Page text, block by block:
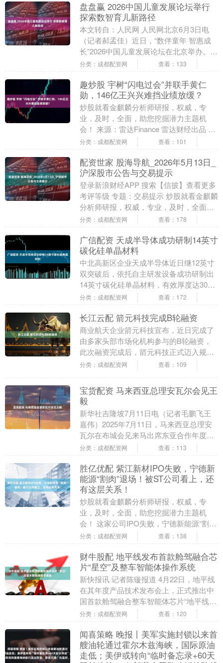
盘盘赢 2026中国儿童发展论坛举行
探索数智育儿新路径
本文转自：人民网 人民网北京6月3日电
（记者郝孟佳）近日，“数伴童年 智惠成
长”2026中国儿童发展论坛在北京举办。
全国妇联党组书记黄晓薇表示，儿童是强
分类：成都配资网 查看：133
趣炒股 宇树“闪电过会”并联手黄仁
勋，146亿王兴兴难挡业绩放缓？
炒股就看金麒麟分析师研报，权威，专
业，及时，全面，助您挖掘潜力主题机
会！ 来源：雷达Finance 雷达财经出品 文|
彭程 编|孟帅 从IPO申请获受理到上
分类：成都配资网 查看：101
配资世家 股海导航_2026年5月13日_
沪深股市公告与交易提示
登录新浪财经APP 搜索【信披】查看更多
考评等级 专题：交易提示 炒股就看金麒麟
分析师研报，权威，专业，及时，全面，
助您挖掘潜力主题机会！ 【停牌】
分类：成都配资网 查看：178
广信配资 天成半导体成功研制14英寸
碳化硅单晶材料
中北高新区企业天成半导体近日继12英寸
双突破后，依托自主研发设备成功研制出
14英寸碳化硅单晶材料，有效厚度达30毫
米。14英寸碳化硅单晶材料主要应用于碳
分类：成都配资网 查看：172
长江云配 箭元科技完成B轮融资
商业航天企业箭元科技宣布，近日完成了
由多家头部市场化机构参与的B轮融资，
此次融资完成后，箭元科技正式迈入规模
化发展阶段。该公司已投产的三发“元行者
分类：成都配资网 查看：109
宝货配资 马来西亚总理安瓦尔会见王
毅
新华社吉隆坡7月11日电（记者毛鹏飞王
嘉伟）2025年7月11日，马来西亚总理安
瓦尔在布城会见来马出席东亚合作年度系
列外长会的中共中央政治局委员、外交部
分类：成都配资网 查看：113
胜亿优配 紫江新材IPO失败，宁德新
能源“割肉”退场！被ST公司看上，还
有这层关系！
炒股就看金麒麟分析师研报，权威，专
业，及时，全面，助您挖掘潜力主题机
会！ 这家公司IPO失败，宁德新能源“割
肉”退场！被ST公司看上，还有这层关
分类：成都配资网 查看：138
财牛股配 地平线发布首款舱驾融合芯
片“星空”及整车智能体操作系统
新快报讯 记者陈镟报道 4月22日，地平线
在其年度产品技术发布会上，正式推出中
国首款舱驾融合整车智能体芯片“地平线星
空”（Horizon Starry）及整车智....
分类：成都配资网 查看：120
闻喜策略 晚报丨美军实施封锁以来首
艘油轮通过霍尔木兹海峡，国际原油
走低；美伊或转向“临时备忘录+60天